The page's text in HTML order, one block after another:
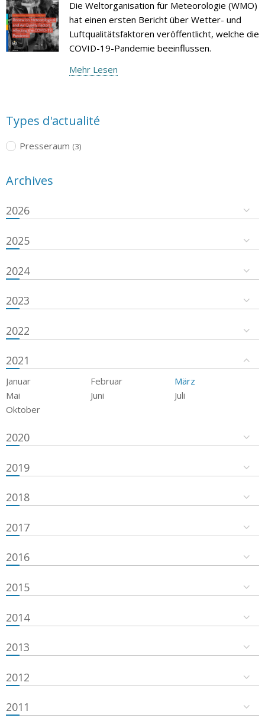
Die Weltorganisation für Meteorologie (WMO)
hat einen ersten Bericht über Wetter- und
Luftqualitätsfaktoren veröffentlicht, welche die
COVID-19-Pandemie beeinflussen.
Mehr Lesen
Types d'actualité
Presseraum (3)
Archives
2026
2025
2024
2023
2022
2021
Januar Februar
März
Mai
Juni
Juli
Oktober
2020
2019
2018
2017
2016
2015
2014
2013
2012
2011